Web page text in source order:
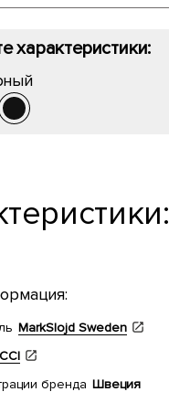
характеристики:
MarkSlojd Sweden
бренда Швеция